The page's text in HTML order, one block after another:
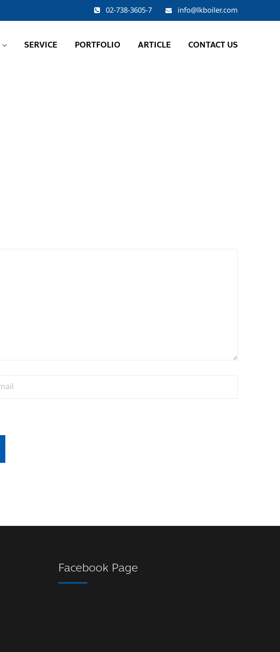
02-738-3605-7 info@lkboiler.com
SERVICE PORTFOLIO ARTICLE CONTACT US
Facebook Page